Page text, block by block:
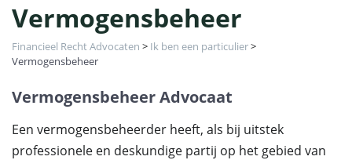
Vermogensbeheer
Financieel Recht Advocaten > Ik ben een particulier>
Vermogensbeheer
Vermogensbeheer Advocaat
Een vermogensbeheerder heeft, als bij uitstek
professionele en deskundige partij op het gebied van